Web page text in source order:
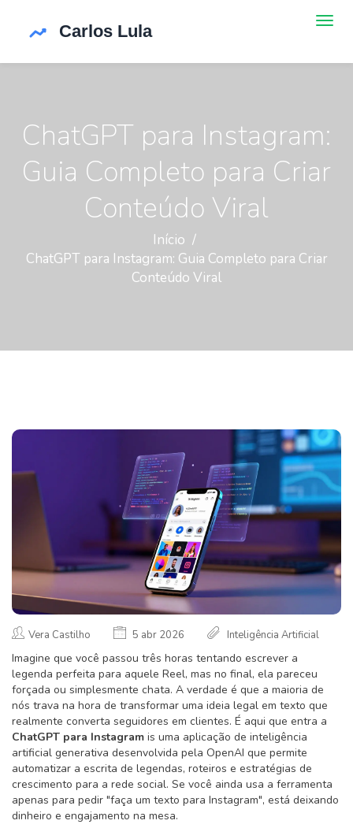
ChatGPT para Instagram:
Guia Completo para Criar
Conteúdo Viral
Início
ChatGPT para Instagram: Guia Completo para Criar
Conteúdo Viral
Vera Castilho 5 abr 2026 Inteligência Artificial
Imagine que você passou três horas tentando escrever a
legenda perfeita para aquele Reel, mas no final, ela pareceu
forçada ou simplesmente chata. A verdade é que a maioria de
nós trava na hora de transformar uma ideia legal em texto que
realmente converta seguidores em clientes. É aqui que entra a
ChatGPT para Instagram is uma aplicação de inteligência
artificial generativa desenvolvida pela OpenAI que permite
automatizar a escrita de legendas, roteiros e estratégias de
crescimento para a rede social. Se você ainda usa a ferramenta
apenas para pedir "faça um texto para Instagram", está deixando
dinheiro e engajamento na mesa.